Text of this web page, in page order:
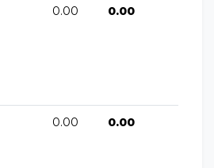
0.00 0.00
0.00 0.00